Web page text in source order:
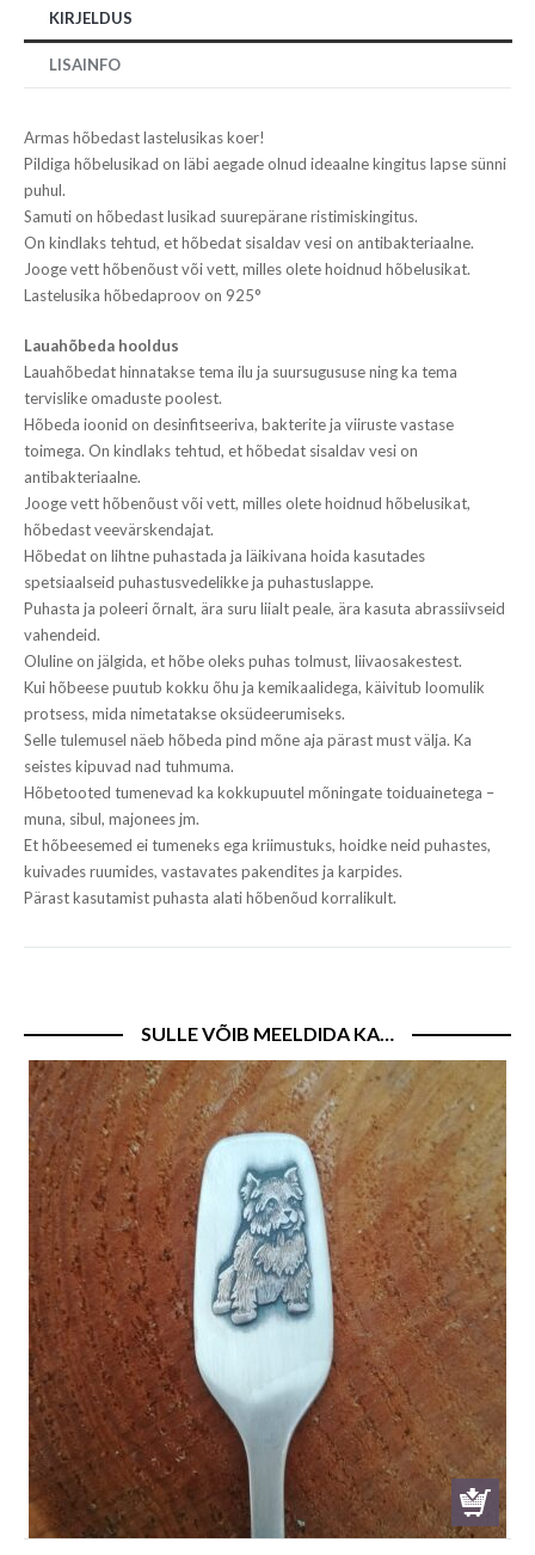
KIRJELDUS
LISAINFO
Armas hõbedast lastelusikas koer!
Pildiga hõbelusikad on läbi aegade olnud ideaalne kingitus lapse sünni
puhul.
Samuti on hõbedast lusikad suurepärane ristimiskingitus.
On kindlaks tehtud, et hõbedat sisaldav vesi on antibakteriaalne.
Jooge vett hõbenõust või vett, milles olete hoidnud hõbelusikat.
Lastelusika hõbedaproov on 925°
Lauahõbeda hooldus
Lauahõbedat hinnatakse tema ilu ja suursugususe ning ka tema
tervislike omaduste poolest.
Hõbeda ioonid on desinfitseeriva, bakterite ja viiruste vastase
toimega. On kindlaks tehtud, et hõbedat sisaldav vesi on
antibakteriaalne.
Jooge vett hõbenõust või vett, milles olete hoidnud hõbelusikat,
hõbedast veevärskendajat.
Hõbedat on lihtne puhastada ja läikivana hoida kasutades
spetsiaalseid puhastusvedelikke ja puhastuslappe.
Puhasta ja poleeri õrnalt, ära suru liialt peale, ära kasuta abrassiivseid
vahendeid.
Oluline on jälgida, et hõbe oleks puhas tolmust, liivaosakestest.
Kui hõbeese puutub kokku õhu ja kemikaalidega, käivitub loomulik
protsess, mida nimetatakse oksüdeerumiseks.
Selle tulemusel näeb hõbeda pind mõne aja pärast must välja. Ka
seistes kipuvad nad tuhmuma.
Hõbetooted tumenevad ka kokkupuutel mõningate toiduainetega –
muna, sibul, majonees jm.
Et hõbeesemed ei tumeneks ega kriimustuks, hoidke neid puhastes,
kuivades ruumides, vastavates pakendites ja karpides.
Pärast kasutamist puhasta alati hõbenõud korralikult.
SULLE VÕIB MEELDIDA KA…